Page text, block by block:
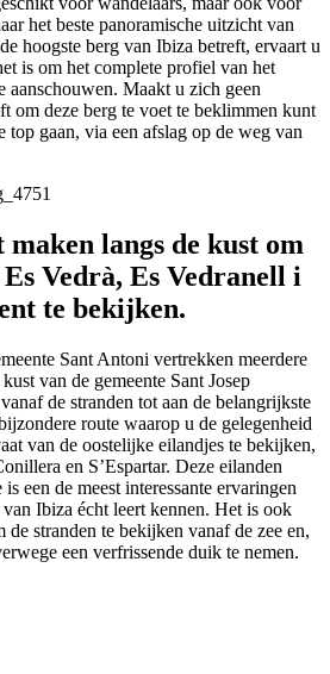
het beste panoramische uitzicht van
hoogste berg van Ibiza betreft, ervaart u
is om het complete profiel van het
aanschouwen. Maakt u zich geen
om deze berg te voet te beklimmen kunt
top gaan, via een afslag op de weg van
langs de kust om
Vedrà, Es Vedranell i
te bekijken.
Sant Antoni vertrekken meerdere
van de gemeente Sant Josep
de stranden tot aan de belangrijkste
route waarop u de gelegenheid
van de oostelijke eilandjes te bekijken,
en S’Espartar. Deze eilanden
een de meest interessante ervaringen
Ibiza écht leert kennen. Het is ook
de stranden te bekijken vanaf de zee en,
een verfrissende duik te nemen.